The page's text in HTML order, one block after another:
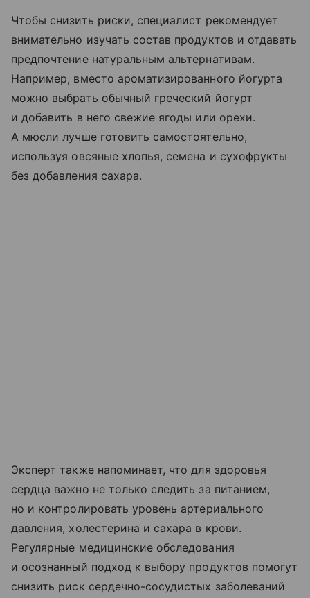
Чтобы снизить риски, специалист рекомендует
внимательно изучать состав продуктов и отдавать
предпочтение натуральным альтернативам.
Например, вместо ароматизированного йогурта
можно выбрать обычный греческий йогурт
и добавить в него свежие ягоды или орехи.
А мюсли лучше готовить самостоятельно,
используя овсяные хлопья, семена и сухофрукты
без добавления сахара.
Эксперт также напоминает, что для здоровья
сердца важно не только следить за питанием,
но и контролировать уровень артериального
давления, холестерина и сахара в крови.
Регулярные медицинские обследования
и осознанный подход к выбору продуктов помогут
снизить риск сердечно-сосудистых заболеваний